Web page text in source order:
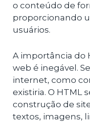
o conteúdo de
proporcionando
usuários.
A importância do
web é inegável.
internet, como
existiria. O HTML
construção de
textos, imagens,